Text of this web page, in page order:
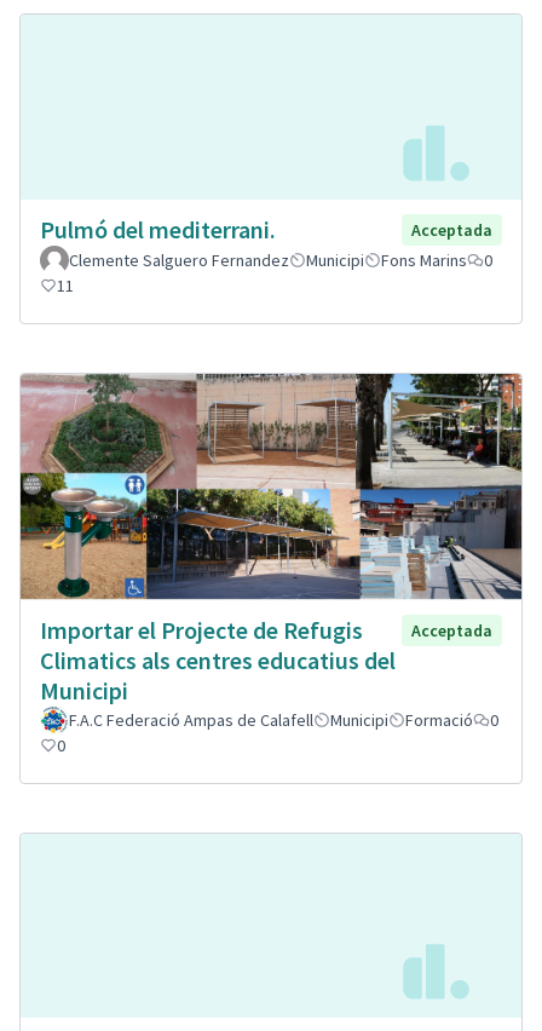
Pulmó del mediterrani.
Acceptada
Clemente Salguero Fernandez
Municipi Fons Marins
0
11
Importar el Projecte de Refugis
Climatics als centres educatius del
Municipi
Acceptada
F.A.C Federació Ampas de Calafell Municipi Formació
0
0